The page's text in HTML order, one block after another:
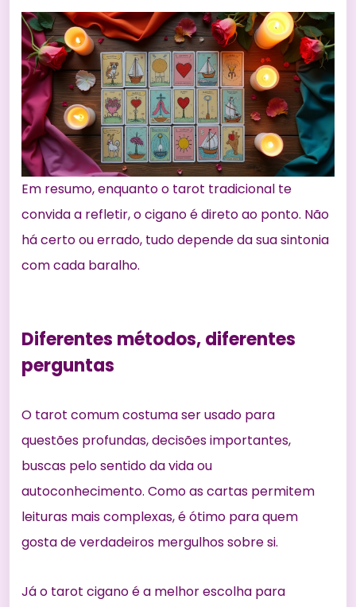
Em resumo, enquanto o tarot tradicional te
convida a refletir, o cigano é direto ao ponto. Não
há certo ou errado, tudo depende da sua sintonia
com cada baralho.
Diferentes métodos, diferentes
perguntas
O tarot comum costuma ser usado para
questões profundas, decisões importantes,
buscas pelo sentido da vida ou
autoconhecimento. Como as cartas permitem
leituras mais complexas, é ótimo para quem
gosta de verdadeiros mergulhos sobre si.
Já o tarot cigano é a melhor escolha para